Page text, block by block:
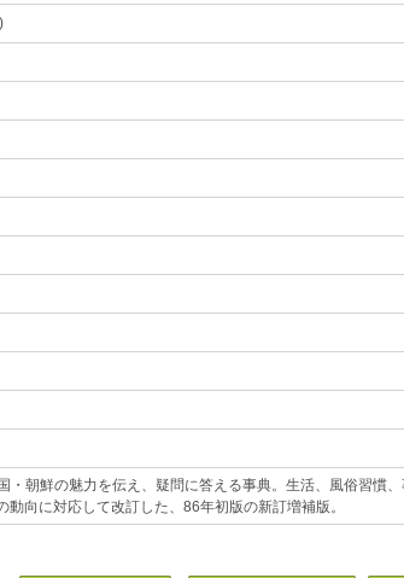
・朝鮮の魅力を伝え、疑問に答える事典。生活、風俗習慣
向に対応して改訂した、86年初版の新訂増補版。